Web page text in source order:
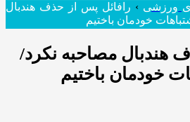
ورزشی › رافائل پس از حذف هندبال
خودمان باختیم
هندبال مصاحبه نکرد/
خودمان باختیم